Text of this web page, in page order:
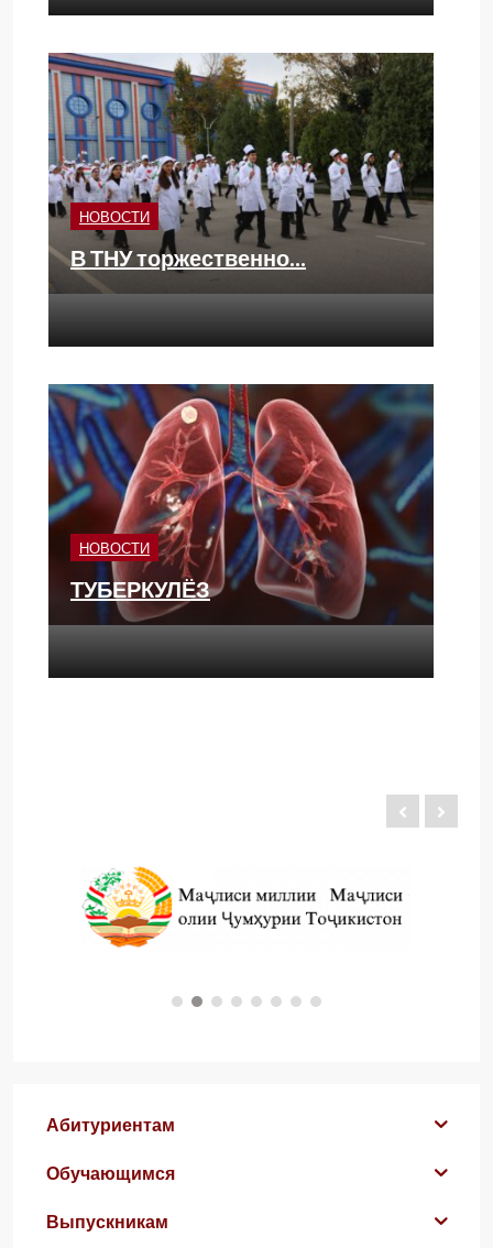
Абитуриентам
Обучающимся
Выпускникам
НОВОСТИ
В ТНУ торжественно…
НОВОСТИ
ТУБЕРКУЛЁЗ